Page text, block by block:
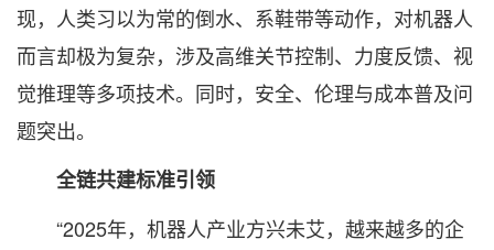
现，人类习以为常的倒水、系鞋带等动作，对机器人
而言却极为复杂，涉及高维关节控制、力度反馈、视
觉推理等多项技术。同时，安全、伦理与成本普及问
题突出。
全链共建标准引领
“2025年，机器人产业方兴未艾，越来越多的企